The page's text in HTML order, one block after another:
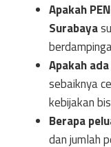
Apakah
Surabaya
Apakah
sebaiknya
kebijakan
Berapa
dan jumlah